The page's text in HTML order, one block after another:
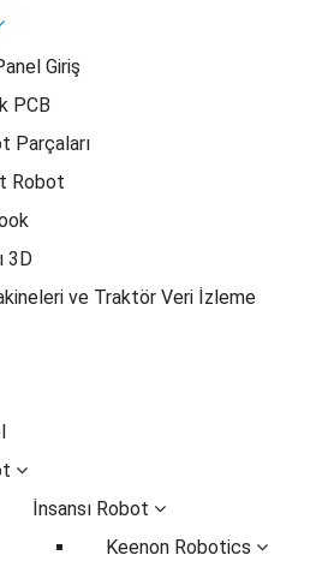
Giriş
PCB
Parçaları
Robot
3D
ve Traktör Veri İzleme
İnsansı Robot
Keenon Robotics